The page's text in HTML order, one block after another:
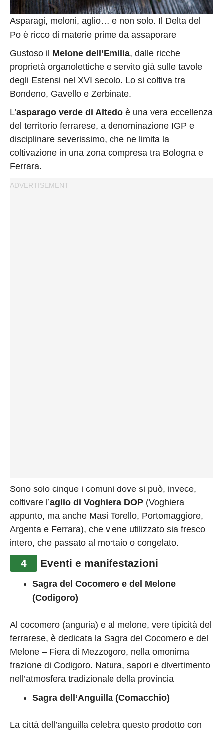
Asparagi, meloni, aglio… e non solo. Il Delta del
Po è ricco di materie prime da assaporare
Gustoso il Melone dell’Emilia, dalle ricche
proprietà organolettiche e servito già sulle tavole
degli Estensi nel XVI secolo. Lo si coltiva tra
Bondeno, Gavello e Zerbinate.
L’asparago verde di Altedo è una vera eccellenza
del territorio ferrarese, a denominazione IGP e
disciplinare severissimo, che ne limita la
coltivazione in una zona compresa tra Bologna e
Ferrara.
Sono solo cinque i comuni dove si può, invece,
coltivare l’aglio di Voghiera DOP (Voghiera
appunto, ma anche Masi Torello, Portomaggiore,
Argenta e Ferrara), che viene utilizzato sia fresco
intero, che passato al mortaio o congelato.
4 Eventi e manifestazioni
Sagra del Cocomero e del Melone
(Codigoro)
Al cocomero (anguria) e al melone, vere tipicità del
ferrarese, è dedicata la Sagra del Cocomero e del
Melone – Fiera di Mezzogoro, nella omonima
frazione di Codigoro. Natura, sapori e divertimento
nell’atmosfera tradizionale della provincia
Sagra dell’Anguilla (Comacchio)
La città dell’anguilla celebra questo prodotto con